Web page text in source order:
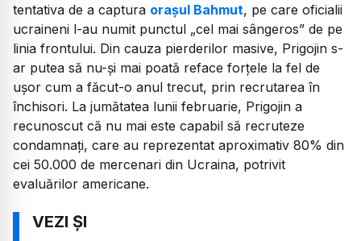
tentativa de a captura orașul Bahmut, pe care oficialii
ucraineni l-au numit punctul „cel mai sângeros” de pe
linia frontului. Din cauza pierderilor masive, Prigojin s-
ar putea să nu-și mai poată reface forțele la fel de
ușor cum a făcut-o anul trecut, prin recrutarea în
închisori. La jumătatea lunii februarie, Prigojin a
recunoscut că nu mai este capabil să recruteze
condamnați, care au reprezentat aproximativ 80% din
cei 50.000 de mercenari din Ucraina, potrivit
evaluărilor americane.